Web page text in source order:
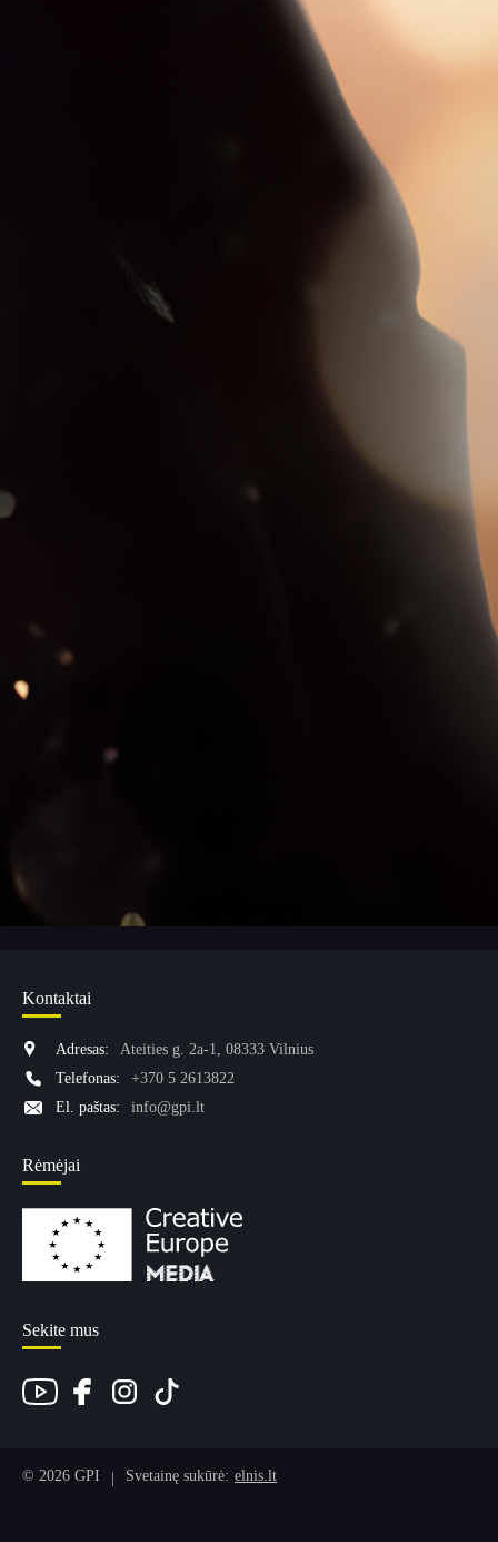
Kontaktai
Adresas:
Ateities g. 2a-1, 08333 Vilnius
Telefonas:
+370 5 2613822
El. paštas:
info@gpi.lt
Rėmėjai
Sekite mus
© 2026 GPI | Svetainę sukūrė: elnis.lt